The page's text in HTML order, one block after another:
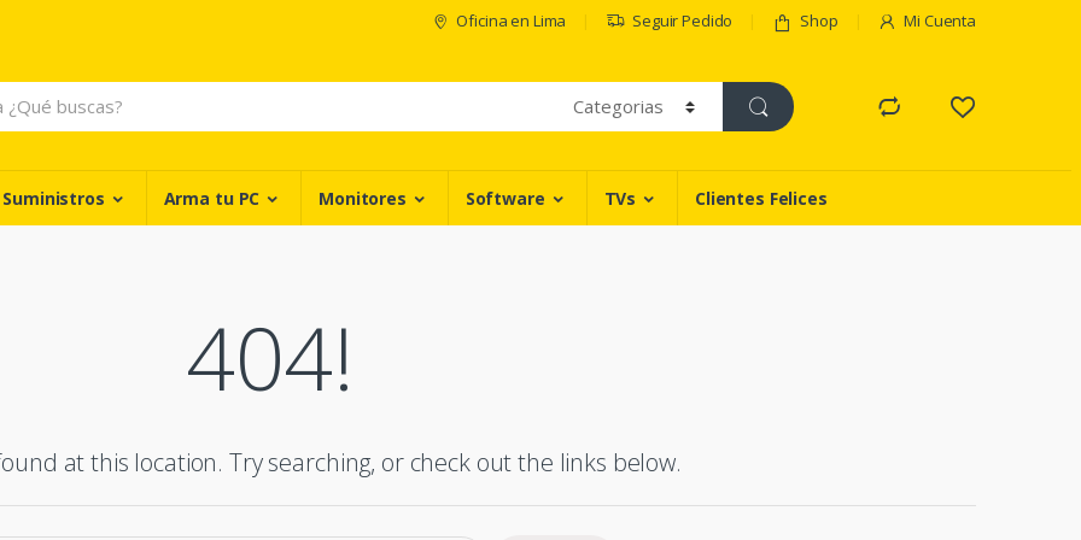
Oficina en Lima Seguir Pedido Shop Mi Cuenta
Arma tu PC Monitores Software TVs Clientes Felices
404!
at this location. Try searching, or check out the links below.